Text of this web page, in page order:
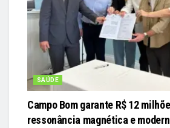
SAÚDE
Campo Bom garante R$ 12
ressonância magnética e